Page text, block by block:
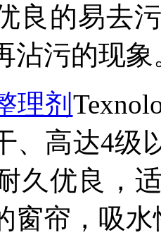
良的易去
沾污的现象
理剂 T
、高达4级
久优良，
窗帘，吸